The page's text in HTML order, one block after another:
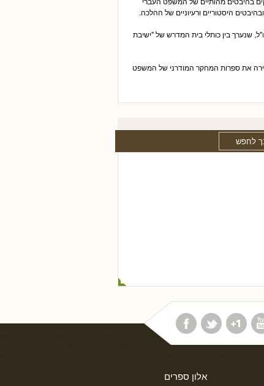
היסטוריים ורעיוניים של ההלכה.
שנערך בין כותלי בית המדרש של "ישיבת
את ספרות המחקר המודרני של המשפט
אלון ספרים